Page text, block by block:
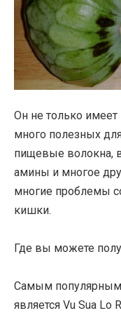
Он не только
много полезных
пищевые волокна,
амины и многое
многие проблемы
кишки.
Где вы можете
Самым
является Vu Sua Lo